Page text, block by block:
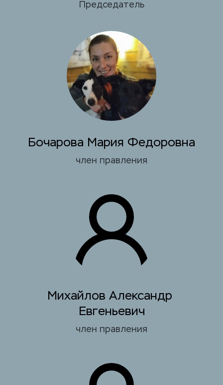
Председатель
Бочарова Мария Федоровна
член правления
Михайлов Александр
Евгеньевич
член правления